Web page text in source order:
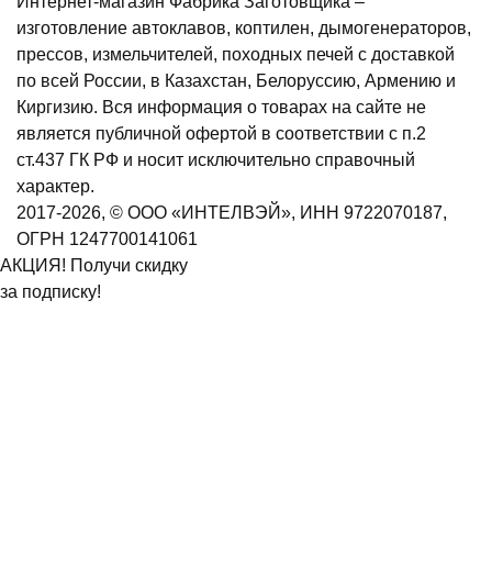
изготовление автоклавов, коптилен, дымогенераторов,
прессов, измельчителей, походных печей с доставкой
по всей России, в Казахстан, Белоруссию, Армению и
Киргизию. Вся информация о товарах на сайте не
является публичной офертой в соответствии с п.2
ст.437 ГК РФ и носит исключительно справочный
характер.
2017-2026, © ООО «ИНТЕЛВЭЙ», ИНН 9722070187,
ОГРН 1247700141061
АКЦИЯ! Получи скидку
за подписку!